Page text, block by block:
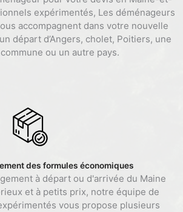
expérimentés, Les déménageurs
accompagnent dans votre nouvelle
départ d’Angers, cholet, Poitiers, une
ou un autre pays.
des formules économiques
à départ ou d'arrivée du Maine
et à petits prix, notre équipe de
vous propose plusieurs